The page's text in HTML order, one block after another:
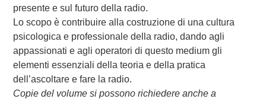
presente e sul futuro della radio.
Lo scopo è contribuire alla costruzione di una cultura
psicologica e professionale della radio, dando agli
appassionati e agli operatori di questo medium gli
elementi essenziali della teoria e della pratica
dell’ascoltare e fare la radio.
Copie del volume si possono richiedere anche a